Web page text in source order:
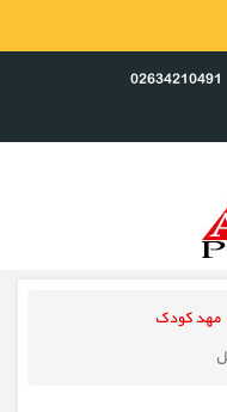
02634210491
مهد کودک